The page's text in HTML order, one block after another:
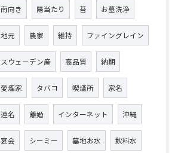
南向き 陽当たり 苔 お墓洗浄
地元 農家 維持 ファイングレイン
スウェーデン産 高品質 納期
愛煙家 タバコ 喫煙所 家名
連名 離婚 インターネット 沖縄
宴会 シーミー 墓地お水 飲料水